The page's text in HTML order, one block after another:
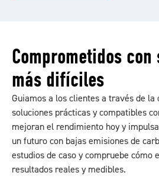
Comprometidos
más difíciles
Guiamos a los clientes a través de la
soluciones prácticas y compatibles
mejoran el rendimiento hoy y
un futuro con bajas emisiones de
estudios de caso y compruebe cómo
resultados reales y medibles.